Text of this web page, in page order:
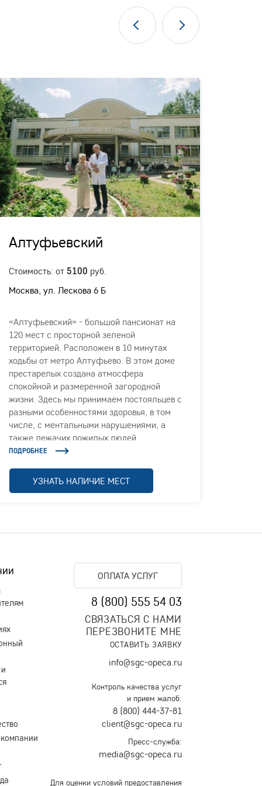
Алтуфьевский
Стоимость: от 5100 руб.
Москва, ул. Лескова 6 Б
«Алтуфьевский» - большой пансионат на
120 мест с просторной зеленой
территорией. Расположен в 10 минутах
ходьбы от метро Алтуфьево. В этом доме
престарелых создана атмосфера
спокойной и размеренной загородной
жизни. Здесь мы принимаем постояльцев с
разными особенностями здоровья, в том
числе, с ментальными нарушениями, а
также лежачих пожилых людей.
ПОДРОБНЕЕ
УЗНАТЬ НАЛИЧИЕ МЕСТ
ОПЛАТА УСЛУГ
8 (800) 555 54 03
СВЯЗАТЬСЯ С НАМИ
ПЕРЕЗВОНИТЕ МНЕ
ОСТАВИТЬ ЗАЯВКУ
info@sgc-opeca.ru
Контроль качества услуг
и прием жалоб:
8 (800) 444-37-81
client@sgc-opeca.ru
Пресс-служба:
media@sgc-opeca.ru
Для оценки условий предоставления